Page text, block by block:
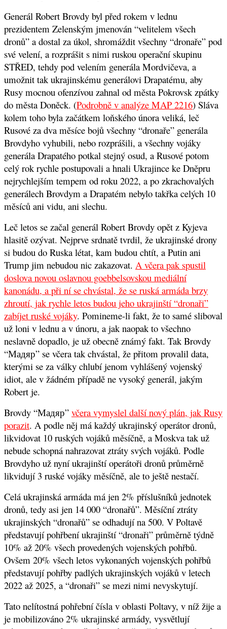
Generál Robert Brovdy byl před rokem v lednu
prezidentem Zelenským jmenován “velitelem všech
dronů” a dostal za úkol, shromáždit všechny “dronaře” pod
své velení, a rozprášit s nimi ruskou operační skupinu
STŘED, tehdy pod velením generála Mordvičeva, a
umožnit tak ukrajinskému generálovi Drapatému, aby
Rusy mocnou ofenzívou zahnal od města Pokrovsk zpátky
do města Doněck. (Podrobně v analýze MAP 2216) Sláva
kolem toho byla začátkem loňského února veliká, leč
Rusové za dva měsíce bojů všechny “dronaře” generála
Brovdyho vyhubili, nebo rozprášili, a všechny vojáky
generála Drapatého potkal stejný osud, a Rusové potom
celý rok rychle postupovali a hnali Ukrajince ke Dněpru
nejrychlejším tempem od roku 2022, a po zkrachovalých
generálech Brovdym a Drapatém nebylo takřka celých 10
měsíců ani vidu, ani slechu.
Leč letos se začal generál Robert Brovdy opět z Kyjeva
hlasitě ozývat. Nejprve srdnatě tvrdil, že ukrajinské drony
si budou do Ruska létat, kam budou chtít, a Putin ani
Trump jim nebudou nic zakazovat. A včera pak spustil
doslova novou oslavnou goebbelsovskou mediální
kanonádu, a při ní se chvástal, že se ruská armáda brzy
zhroutí, jak rychle letos budou jeho ukrajinští “dronaři”
zabíjet ruské vojáky. Pomineme-li fakt, že to samé sliboval
už loni v lednu a v únoru, a jak naopak to všechno
neslavně dopadlo, je už obecně známý fakt. Tak Brovdy
“Мадяр” se včera tak chvástal, že přitom provalil data,
kterými se za války chlubí jenom vyhlášený vojenský
idiot, ale v žádném případě ne vysoký generál, jakým
Robert je.
Brovdy “Мадяр” včera vymyslel další nový plán, jak Rusy
porazit. A podle něj má každý ukrajinský operátor dronů,
likvidovat 10 ruských vojáků měsíčně, a Moskva tak už
nebude schopná nahrazovat ztráty svých vojáků. Podle
Brovdyho už nyní ukrajinští operátoři dronů průměrně
likvidují 3 ruské vojáky měsíčně, ale to ještě nestačí.
Celá ukrajinská armáda má jen 2% příslušníků jednotek
dronů, tedy asi jen 14 000 “dronařů”. Měsíční ztráty
ukrajinských “dronařů” se odhadují na 500. V Poltavě
představují pohřbení ukrajinští “dronaři” průměrně týdně
10% až 20% všech provedených vojenských pohřbů.
Ovšem 20% všech letos vykonaných vojenských pohřbů
představují pohřby padlých ukrajinských vojáků v letech
2022 až 2025, a “dronaři” se mezi nimi nevyskytují.
Tato nelítostná pohřební čísla v oblasti Poltavy, v níž žije a
je mobilizováno 2% ukrajinské armády, vysvětlují